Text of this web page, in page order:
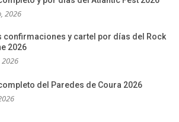
2026
confirmaciones y cartel por días del Rock
2026
del Paredes de Coura 2026